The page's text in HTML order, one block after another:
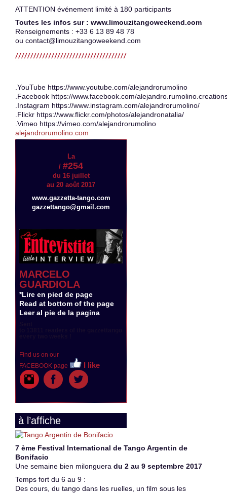
ATTENTION événement limité à 180 participants
Toutes les infos sur : www.limouzitangoweekend.com
Renseignements : +33 6 13 89 48 78
ou contact@limouzitangoweekend.com
.YouTube https://www.youtube.com/alejandrorumolino
.Facebook https://www.facebook.com/
.Instagram https://www.instagram.com/alejandrorumolino/
.Flickr https://www.flickr.com/photos/alejandronatalia/
.Vimeo https://vimeo.com/alejandrorumolino
alejandrorumolino.com
La
/ #254
du 16 juillet
au 20 août 2017
www.gazzetta-tango.com
gazzettango@gmail.com
MARCELO
GUARDIOLA
*Lire en pied de page
Read at bottom of the page
Leer al pie de la pagina
Find us on our
FACEBOOK page
I like
à l’affiche
7 ème Festival International de Tango Argentin de
Bonifacio
Une semaine bien milonguera du 2 au 9 septembre 2017
Temps fort du 6 au 9 :
Des cours, du tango dans les ruelles, un film sous les